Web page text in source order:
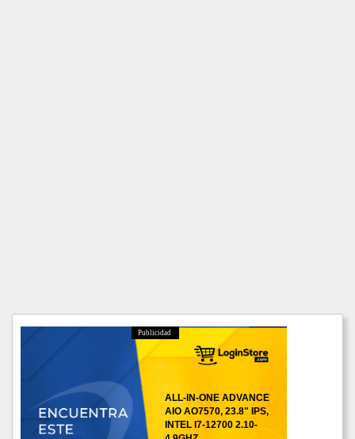
Publicidad
ALL-IN-ONE ADVANCE
AIO AO7570, 23.8" IPS,
INTEL I7-12700 2.10-